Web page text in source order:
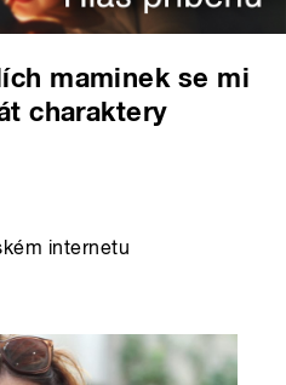
maminek se mi
charaktery
internetu